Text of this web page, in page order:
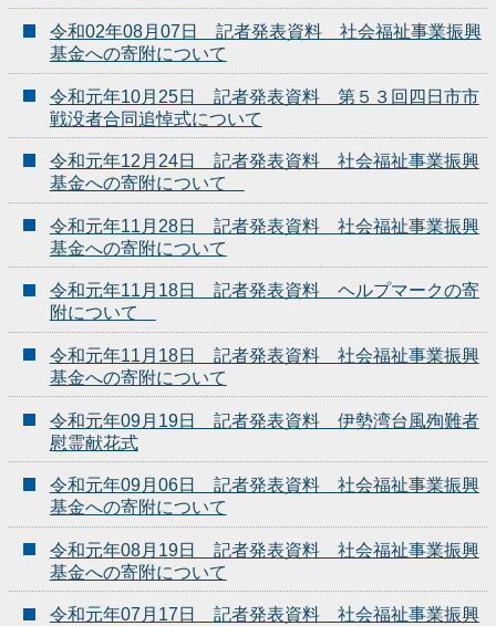
令和02年08月07日 記者発表資料 社会福祉事業振興
基金への寄附について
令和元年10月25日 記者発表資料 第５３回四日市市
戦没者合同追悼式について
令和元年12月24日 記者発表資料 社会福祉事業振興
基金への寄附について
令和元年11月28日 記者発表資料 社会福祉事業振興
基金への寄附について
令和元年11月18日 記者発表資料 ヘルプマークの寄
附について
令和元年11月18日 記者発表資料 社会福祉事業振興
基金への寄附について
令和元年09月19日 記者発表資料 伊勢湾台風殉難者
慰霊献花式
令和元年09月06日 記者発表資料 社会福祉事業振興
基金への寄附について
令和元年08月19日 記者発表資料 社会福祉事業振興
基金への寄附について
令和元年07月17日 記者発表資料 社会福祉事業振興